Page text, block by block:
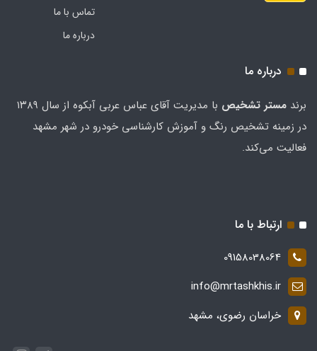
تماس با ما
درباره ما
درباره ما
برند مستر تشخيص
با مدیریت آقای عباس عربی آبکوه از سال ۱۳۸۹
در زمینه تشخیص رنگ و آموزش کارشناسی خودرو در شهر مشهد
فعالیت می‌کند.
ارتباط با ما
09158038064
info@mrtashkhis.ir
خراسان رضوی، مشهد